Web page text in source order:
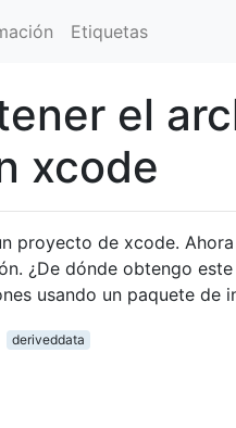
Etiquetas
el
xcode
proyecto de xcode.
¿De dónde obtengo
usando un paquete de
deriveddata